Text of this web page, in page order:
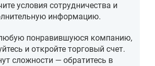
условия сотрудничества и
информацию.
понравившуюся компанию,
и откройте торговый счет.
сложности — обратитесь в